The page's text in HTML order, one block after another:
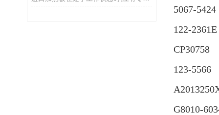
5067-
122-
CP30758
123-5566
G8010-